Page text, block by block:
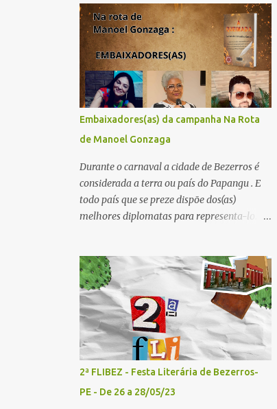
saraus poéticos, atividades recreativas e
culturais. Tema: Em tudo há poesia
Homenageados: Escritor Dr. Alex Brito e
Poeta Severino Pedro PAINÉIS LITERÁRIOS:
1º painel- 02/05/25 - 9h: Tema: Em Tudo
Há Poesia - Mediador: Severino Pedro e
convidados - Acesse aqui para se inscrever
2º painel- 02/05/25 - 10h30: Tema: Saúde
Mental e Poesia - Mediador: Pierre Pessôa
Convidados: Cristina Silva e Diogo Pessôa -
Acesse aqui para se inscrever 3º painel-
02/05/25 - 14h30: Tema: A poesia que
Encanta e Conta Histórias - Mediador:
4º painel- 02/05/25 - 16h: Tema: Dizeres
Poéticos - Mediador: Pedro...
Embaixadores(as) da campanha Na Rota
de Manoel Gonzaga
Durante o carnaval a cidade de Bezerros é
considerada a terra ou país do Papangu . E
todo país que se preze dispõe dos(as)
melhores diplomatas para representa-lo.
município onde a campanha NA ROTA DE
MANOEL GONZAGA vai passar doando os
livros A QUEIMADA do escritor Lunas Costa
nas escolas públicas e particulares, e
também nas salas de leitura e bibliotecas
comunitárias. Essas pessoas serão
EMBAIXADORES e EMBAIXADORAS da
Se você mora em um dos municípios que faz
2ª FLIBEZ - Festa Literária de Bezerros-
PE - De 26 a 28/05/23